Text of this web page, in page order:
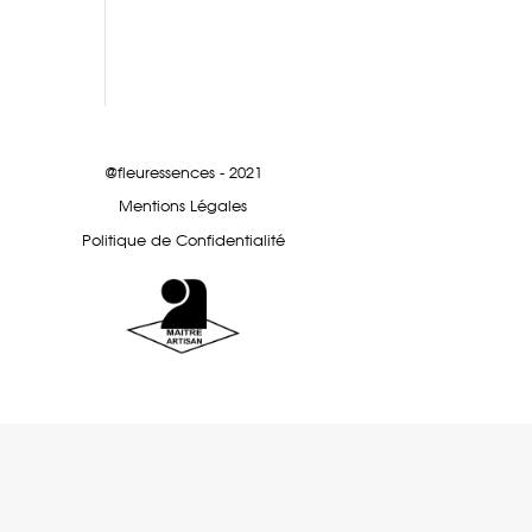
@fleuressences - 2021
Mentions Légales
Politique de Confidentialité